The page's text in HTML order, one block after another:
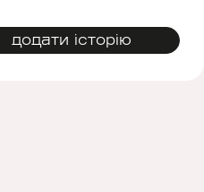
додати історію